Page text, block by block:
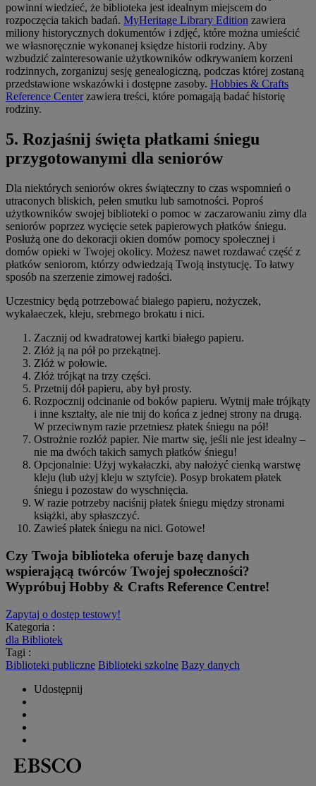
powinni wiedzieć, że biblioteka jest idealnym miejscem do
rozpoczęcia takich badań. MyHeritage Library Edition zawiera
miliony historycznych dokumentów i zdjęć, które można umieścić
we własnoręcznie wykonanej księdze historii rodziny. Aby
wzbudzić zainteresowanie użytkowników odkrywaniem korzeni
rodzinnych, zorganizuj sesję genealogiczną, podczas której zostaną
przedstawione wskazówki i dostępne zasoby. Hobbies & Crafts
Reference Centerzawiera treści, które pomagają badać historię
rodziny.
5. Rozjaśnij święta płatkami śniegu
przygotowanymi dla seniorów
Dla niektórych seniorów okres świąteczny to czas wspomnień o
utraconych bliskich, pełen smutku lub samotności. Poproś
użytkowników swojej biblioteki o pomoc w zaczarowaniu zimy dla
seniorów poprzez wycięcie setek papierowych płatków śniegu.
Posłużą one do dekoracji okien domów pomocy społecznej i
domów opieki w Twojej okolicy. Możesz nawet rozdawać część z
płatków seniorom, którzy odwiedzają Twoją instytucję. To łatwy
sposób na szerzenie zimowej radości.
Uczestnicy będą potrzebować białego papieru, nożyczek,
wykałaeczek, kleju, srebrnego brokatu i nici.
Zacznij od kwadratowej kartki białego papieru.
Złóż ją na pół po przekątnej.
Złóż w połowie.
Złóż trójkąt na trzy części.
Przetnij dół papieru, aby był prosty.
Rozpocznij odcinanie od boków papieru. Wytnij małe trójkąty
i inne kształty, ale nie tnij do końca z jednej strony na drugą.
W przeciwnym razie przetniesz płatek śniegu na pół!
Ostrożnie rozłóż papier. Nie martw się, jeśli nie jest idealny –
nie ma dwóch takich samych płatków śniegu!
Opcjonalnie: Użyj wykałaczki, aby nałożyć cienką warstwę
kleju (lub użyj kleju w sztyfcie). Posyp brokatem płatek
śniegu i pozostaw do wyschnięcia.
W razie potrzeby naciśnij płatek śniegu między stronami
książki, aby spłaszczyć.
Zawieś płatek śniegu na nici. Gotowe!
Czy Twoja biblioteka oferuje bazę danych
wspierającą twórców Twojej społeczności?
Wypróbuj Hobby & Crafts Reference Centre!
Zapytaj o dostęp testowy!
Kategoria :
dla Bibliotek
Tagi :
Biblioteki publiczne Biblioteki szkolne Bazy danych
Udostępnij